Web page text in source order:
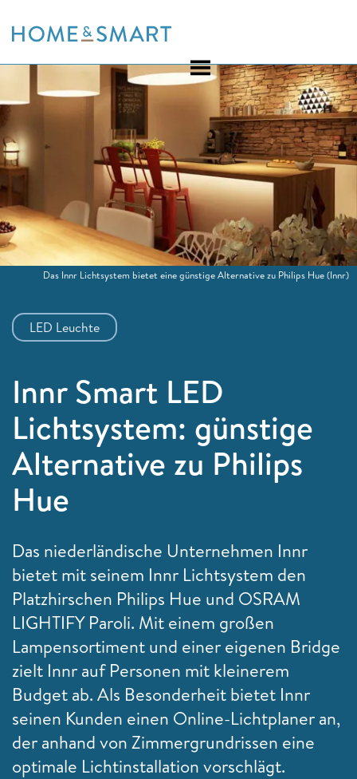
to
LED Leuchte
Innr Smart LED
Lichtsystem: günstige
Alternative zu Philips
Hue
Das niederländische Unternehmen Innr
bietet mit seinem Innr Lichtsystem den
Platzhirschen Philips Hue und OSRAM
LIGHTIFY Paroli. Mit einem großen
Lampensortiment und einer eigenen Bridge
zielt Innr auf Personen mit kleinerem
Budget ab. Als Besonderheit bietet Innr
seinen Kunden einen Online-Lichtplaner an,
der anhand von Zimmergrundrissen eine
optimale Lichtinstallation vorschlägt.
Das Innr Lichtsystem bietet eine günstige Alternative zu Philips Hue(Innr)